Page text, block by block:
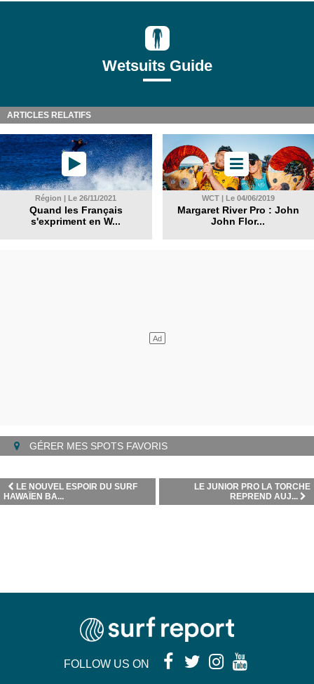
Wetsuits Guide
ARTICLES RELATIFS
Région | Le 26/11/2021
Quand les Français
s'expriment en W...
WCT | Le 04/06/2019
Margaret River Pro : John
John Flor...
GÉRER MES SPOTS FAVORIS
LE JUNIOR PRO LA TORCHE
REPREND AUJ...
LE NOUVEL ESPOIR DU SURF
HAWAÏEN BA...
FOLLOW US ON